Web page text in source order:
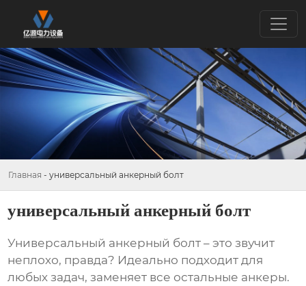
Главная - универсальный анкерный болт
универсальный анкерный болт
Универсальный анкерный болт – это звучит
неплохо, правда? Идеально подходит для
любых задач, заменяет все остальные анкеры.